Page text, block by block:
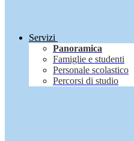
Servizi
Panoramica
Famiglie e studenti
Personale scolastico
Percorsi di studio